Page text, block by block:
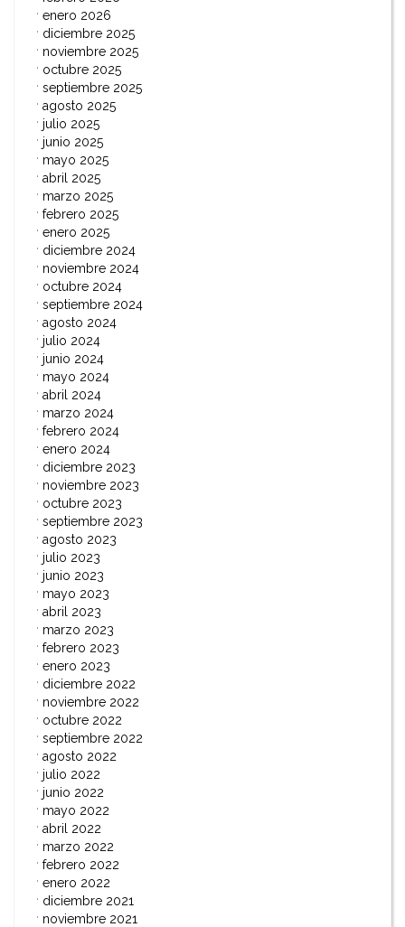
enero 2026
diciembre 2025
noviembre 2025
octubre 2025
septiembre 2025
agosto 2025
julio 2025
junio 2025
mayo 2025
abril 2025
marzo 2025
febrero 2025
enero 2025
diciembre 2024
noviembre 2024
octubre 2024
septiembre 2024
agosto 2024
julio 2024
junio 2024
mayo 2024
abril 2024
marzo 2024
febrero 2024
enero 2024
diciembre 2023
noviembre 2023
octubre 2023
septiembre 2023
agosto 2023
julio 2023
junio 2023
mayo 2023
abril 2023
marzo 2023
febrero 2023
enero 2023
diciembre 2022
noviembre 2022
octubre 2022
septiembre 2022
agosto 2022
julio 2022
junio 2022
mayo 2022
abril 2022
marzo 2022
febrero 2022
enero 2022
diciembre 2021
noviembre 2021